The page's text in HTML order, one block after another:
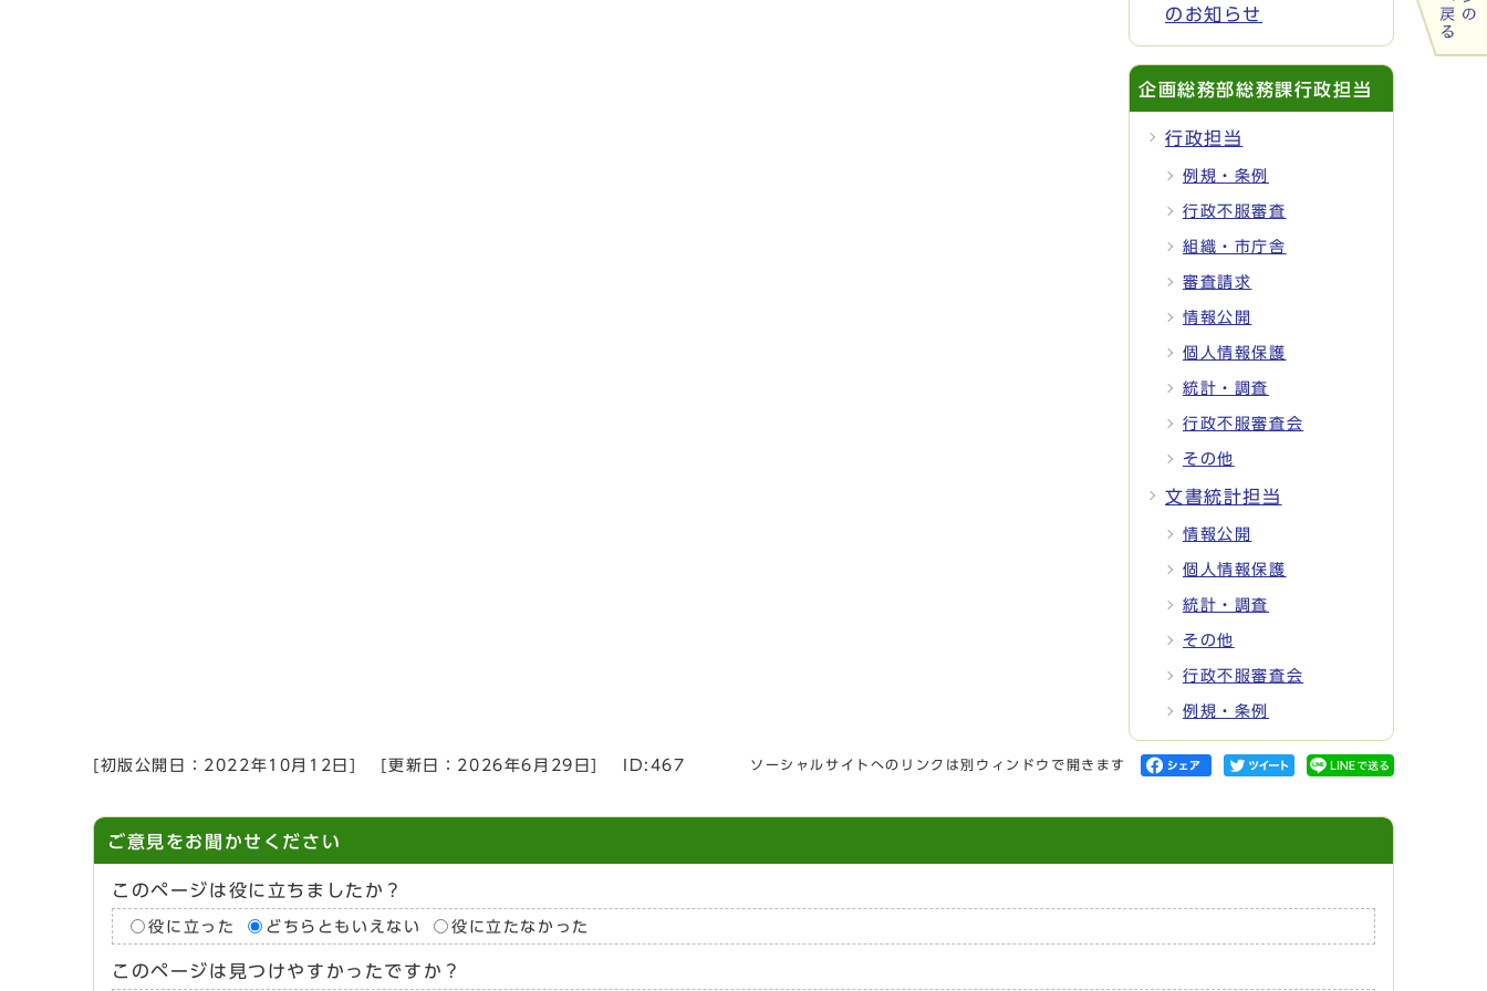
のお知らせ
企画総務部総務課行政担当
行政担当
例規・条例
行政不服審査
組織・市庁舎
審査請求
情報公開
個人情報保護
統計・調査
行政不服審査会
その他
文書統計担当
情報公開
個人情報保護
統計・調査
その他
行政不服審査会
例規・条例
[初版公開日： 2022年10月12日 [更新日： 2026年6月29日 ID:467 ソーシャルサイトへのリンクは別ウィンドウで開きます
ご意見をお聞かせください
このページは役に立ちましたか？
役に立った どちらともいえない 役に立たなかった
このページは見つけやすかったですか？